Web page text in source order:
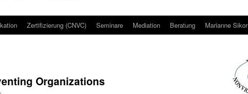
Zertifizierung (CNVC) Seminare Mediation Beratung Marianne Sikor
Organizations